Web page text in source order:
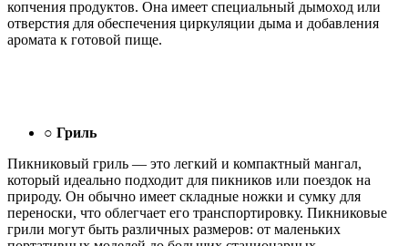
копчения продуктов. Она имеет специальный дымоход или
отверстия для обеспечения циркуляции дыма и добавления
аромата к готовой пище.
○ Гриль
Пикниковый гриль — это легкий и компактный мангал,
который идеально подходит для пикников или поездок на
природу. Он обычно имеет складные ножки и сумку для
переноски, что облегчает его транспортировку. Пикниковые
грили могут быть различных размеров: от маленьких